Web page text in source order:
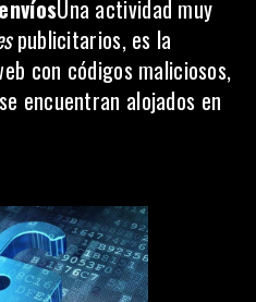
Una actividad muy
publicitarios, es la
con códigos maliciosos,
encuentran alojados en